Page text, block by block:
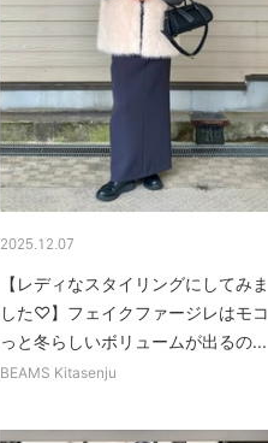
2025.12.07
【レディなスタイリングにしてみま
した♡】フェイクファージレはモコ
っと冬らしいボリュームが出るの...
BEAMS Kitasenju